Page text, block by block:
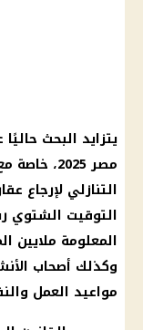
يتزايد البحث
مصر
التوقيت الشتوي
المعلومة ملايين
وكذلك أصحاب
مواعيد العمل